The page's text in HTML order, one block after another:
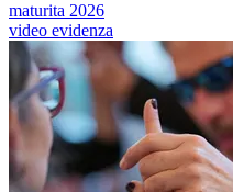
maturita 2026
video evidenza